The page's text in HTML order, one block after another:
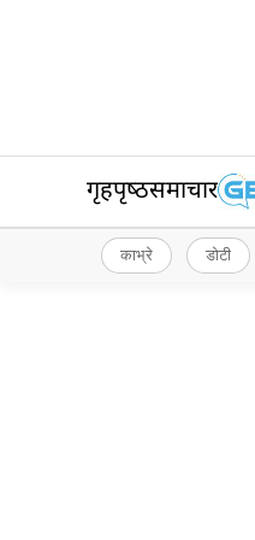
गृहपृष्‍ठसमाचार
काभ्रे डोटी